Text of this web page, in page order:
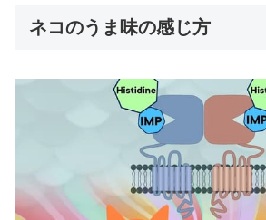
ネコのうま味の感じ方